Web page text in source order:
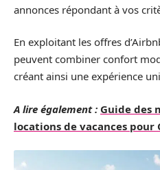
annonces répondant à vos
En exploitant les offres
peuvent combiner confort
créant ainsi une expérience
A lire également : Guide des
locations de vacances pour